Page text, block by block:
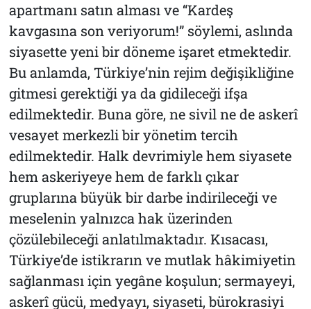
apartmanı satın alması ve “Kardeş
kavgasına son veriyorum!” söylemi, aslında
siyasette yeni bir döneme işaret etmektedir.
Bu anlamda, Türkiye’nin rejim değişikliğine
gitmesi gerektiği ya da gidileceği ifşa
edilmektedir. Buna göre, ne sivil ne de askerî
vesayet merkezli bir yönetim tercih
edilmektedir. Halk devrimiyle hem siyasete
hem askeriyeye hem de farklı çıkar
gruplarına büyük bir darbe indirileceği ve
meselenin yalnızca hak üzerinden
çözülebileceği anlatılmaktadır. Kısacası,
Türkiye’de istikrarın ve mutlak hâkimiyetin
sağlanması için yegâne koşulun; sermayeyi,
askerî gücü, medyayı, siyaseti, bürokrasiyi